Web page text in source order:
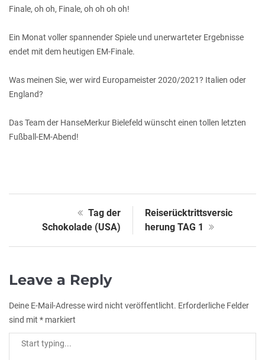
Finale, oh oh, Finale, oh oh oh oh!
Ein Monat voller spannender Spiele und unerwarteter Ergebnisse
endet mit dem heutigen EM-Finale.
Was meinen Sie, wer wird Europameister 2020/2021? Italien oder
England?
Das Team der HanseMerkur Bielefeld wünscht einen tollen letzten
Fußball-EM-Abend!
Tag der
Schokolade (USA)
Reiserücktrittsversic
herung TAG 1
Leave a Reply
Deine E-Mail-Adresse wird nicht veröffentlicht. Erforderliche Felder
sind mit * markiert